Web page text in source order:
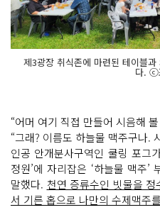
제3광장 취식존에 마련된 테이블
다. ⓒ
​“어머 여기 직접 만들어 시음해
“그래? 이름도 하늘물 맥주구나.
인공 안개분사구역인 쿨링 포그
정원’에 자리잡은 ‘하늘물 맥주
말했다. 천연 증류수인 빗물을
서 기른 홉으로 나만의 수제맥주